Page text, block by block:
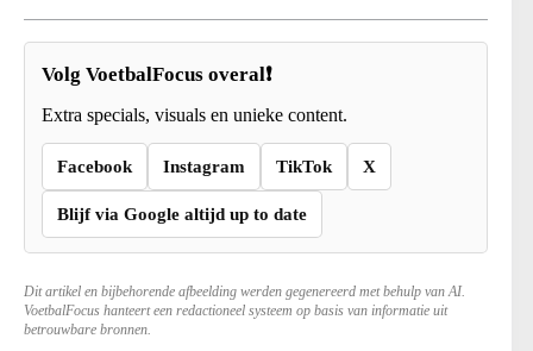
Volg VoetbalFocus overal❗
Extra specials, visuals en unieke content.
Facebook Instagram TikTok X
Blijf via Google altijd up to date
Dit artikel en bijbehorende afbeelding werden gegenereerd met behulp van AI.
VoetbalFocus hanteert een redactioneel systeem op basis van informatie uit
betrouwbare bronnen.